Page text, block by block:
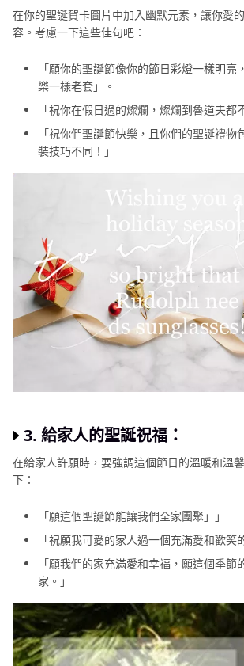
在你的聖誕賀卡圖片中加入幽默元素，讓你愛
容。考慮一下這些佳句吧：
「願你的聖誕節像你的節日彩燈一樣明亮
樂一樣老套」。
「祝你在假日過的燦爛，燦爛到魯道夫都
「祝你們聖誕節快樂，且你們的聖誕禮物
裝技巧不同！」
3. 給家人的聖誕祝福：
在給家人許願時，要強調這個節日的溫暖和溫
下：
「願這個聖誕節能讓我們全家團聚」」
「祝願我可愛的家人過一個充滿愛和歡笑
「願我們的家充滿愛和幸福，願這個季節
家。」